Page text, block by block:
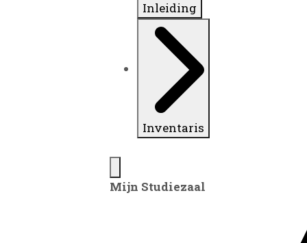
Inleiding
Inventaris
Mijn Studiezaal